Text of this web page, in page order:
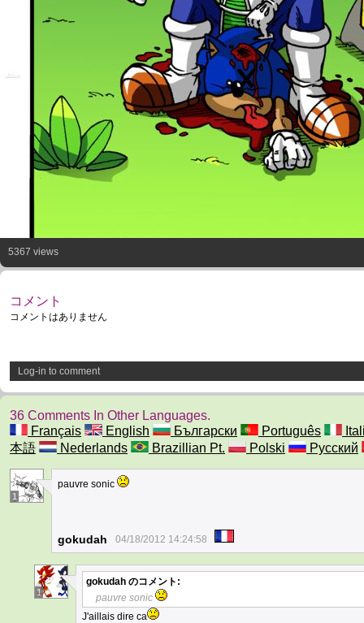
5367 views
コメント
コメントはありません
Log-in to comment
36 Comments In Other Languages.
Français
English Български Português
本語
Nederlands Brazillian Pt. Polski Русский
1
pauvre sonic
gokudah 04/18/2012 14:24:58
1
gokudah のコメント:
pauvre sonic
J'aillais dire ca